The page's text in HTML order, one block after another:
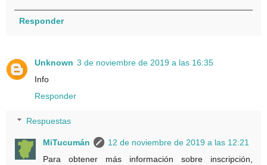
Responder
Unknown 3 de noviembre de 2019 a las 16:35
Info
Responder
Respuestas
MiTucumán
12 de noviembre de 2019 a las 12:21
Para obtener más información sobre inscripción,